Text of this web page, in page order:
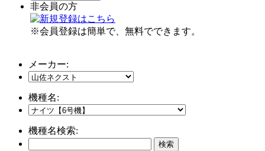
非会員の方
※会員登録は簡単で、無料でできます。
メーカー:
機種名:
機種名検索: